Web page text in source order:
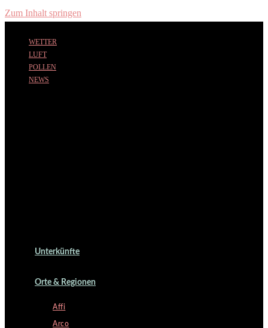
Zum Inhalt springen
WETTER
LUFT
POLLEN
NEWS
Unterkünfte
Orte & Regionen
Affi
Arco